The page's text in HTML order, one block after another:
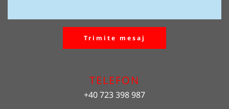
Trimite mesaj
TELEFON
+40 723 398 987